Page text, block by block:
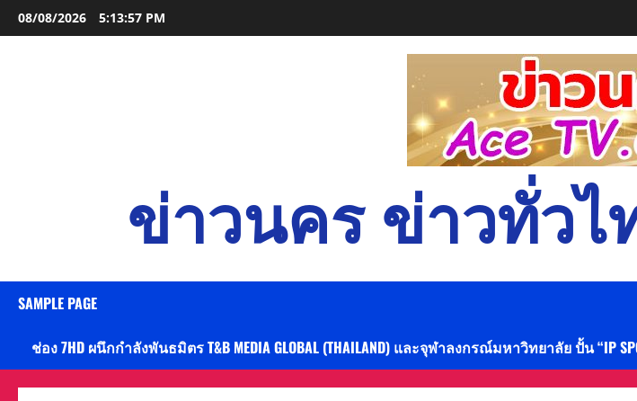
Skip
to
08/08/2026 5:13:58 PM
ข่าวนคร ข่าวทั่วไ
SAMPLE PAGE
ช่อง 7HD ผนึกกำลังพันธมิตร T&B MEDIA GLOBAL (THAILAND) และจุฬาลงกรณ์มหาวิทยาลัย ปั้น “IP